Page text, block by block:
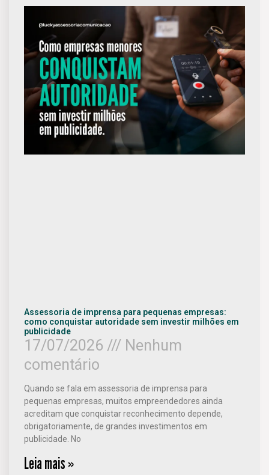
Assessoria de imprensa para pequenas empresas:
como conquistar autoridade sem investir milhões em
publicidade
17/07/2026
Nenhum
comentário
Quando se fala em assessoria de imprensa para
pequenas empresas, muitos empreendedores ainda
acreditam que conquistar reconhecimento depende,
obrigatoriamente, de grandes investimentos em
publicidade. No
Leia mais »